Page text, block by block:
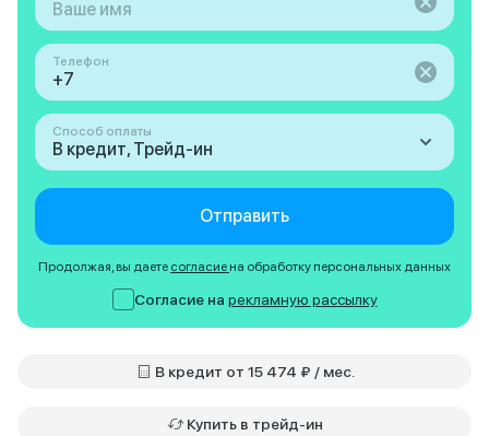
Телефон
Способ оплаты
В кредит, Трейд-ин
Отправить
Продолжая, вы даете согласие на обработку персональных данных
Согласие на рекламную рассылку
В кредит от 15 474 ₽ / мес.
Купить в трейд-ин